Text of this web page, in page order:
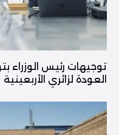
توجيهات رئيس
العودة لزائري الأربعينية